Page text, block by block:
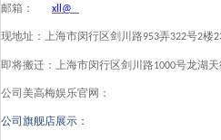
邮箱： xll@
现地址：上海市闵行区剑川路953弄322号2楼
即将搬迁：上海市闵行区剑川路1000号龙湖
公司美高梅娱乐官网：
公司旗舰店展示：